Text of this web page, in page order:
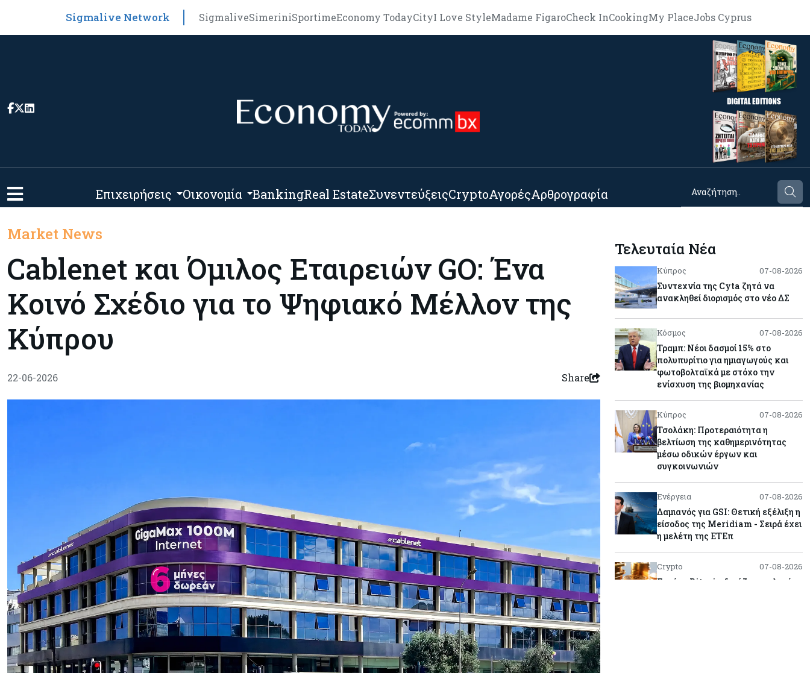
Sigmalive Network SigmaliveSimeriniSportimeEconomy TodayCityI Love StyleMadame FigaroCheck InCookingMy PlaceJobs Cyprus
Επιχειρήσεις Οικονομία BankingReal EstateΣυνεντεύξειςCryptoΑγορέςΑρθρογραφία
Market News
Cablenet και Όμιλος Εταιρειών GO: Ένα
Κοινό Σχέδιο για το Ψηφιακό Μέλλον της
Κύπρου
22-06-2026 Share
Τελευταία Νέα
Κύπρος 07-08-2026
Συντεχνία της Cyta ζητά να
ανακληθεί διορισμός στο νέο ΔΣ
Κόσμος 07-08-2026
Τραμπ: Νέοι δασμοί 15% στο
πολυπυρίτιο για ημιαγωγούς και
φωτοβολταϊκά με στόχο την
ενίσχυση της βιομηχανίας
Κύπρος 07-08-2026
Τσολάκη: Προτεραιότητα η
βελτίωση της καθημερινότητας
μέσω οδικών έργων και
συγκοινωνιών
Ενέργεια 07-08-2026
Δαμιανός για GSI: Θετική εξέλιξη η
είσοδος της Meridiam - Σειρά έχει
η μελέτη της ΕΤΕπ
Crypto 07-08-2026
Γιατί το Bitcoin διχάζει αναλυτές